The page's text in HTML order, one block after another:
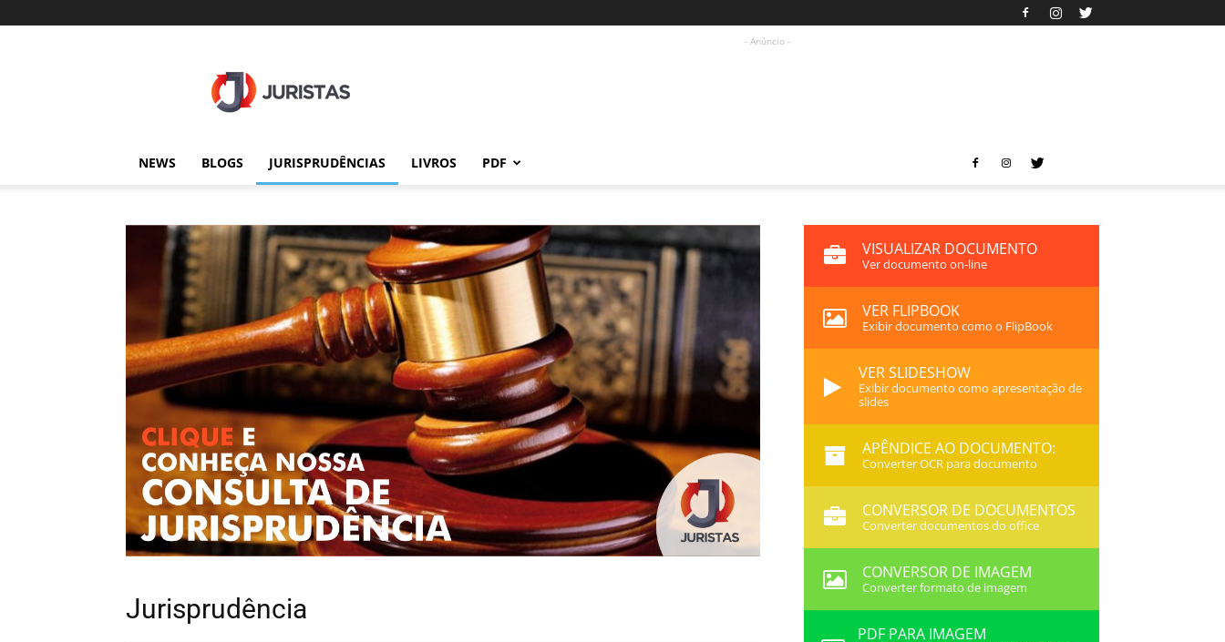
- Anúncio -
NEWS BLOGS JURISPRUDÊNCIAS LIVROS PDF
Jurisprudência
VISUALIZAR DOCUMENTO
Ver documento on-line
VER FLIPBOOK
Exibir documento como o FlipBook
VER SLIDESHOW
Exibir documento como apresentação de
slides
APÊNDICE AO DOCUMENTO:
Converter OCR para documento
CONVERSOR DE DOCUMENTOS
Converter documentos do office
CONVERSOR DE IMAGEM
Converter formato de imagem
PDF PARA IMAGEM